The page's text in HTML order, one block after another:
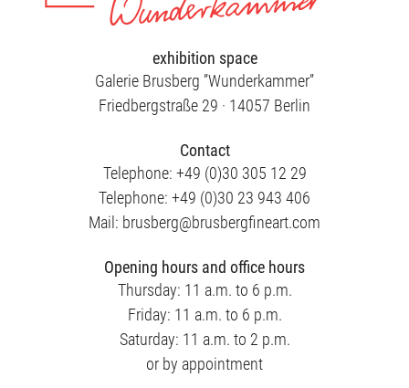
exhibition space
Galerie Brusberg ”Wunderkammer”
Friedbergstraße 29 · 14057 Berlin
Contact
Telephone: +49 (0)30 305 12 29
Telephone: +49 (0)30 23 943 406
Mail: brusberg@brusbergfineart.com
Opening hours and office hours
Thursday: 11 a.m. to 6 p.m.
Friday: 11 a.m. to 6 p.m.
Saturday: 11 a.m. to 2 p.m.
or by appointment